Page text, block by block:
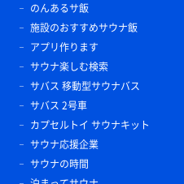
のんあるサ飯
施設のおすすめサウナ飯
アプリ作ります
サウナ楽しむ検索
サバス 移動型サウナバス
サバス 2号車
カプセルトイ サウナキット
サウナ応援企業
サウナの時間